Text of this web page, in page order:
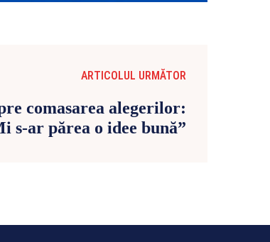
ARTICOLUL URMĂTOR
comasarea alegerilor:
s-ar părea o idee bună”